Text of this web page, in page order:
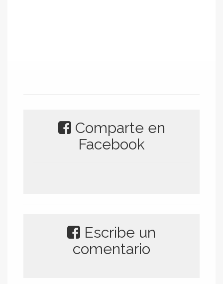
Comparte en
Facebook
Escribe un
comentario